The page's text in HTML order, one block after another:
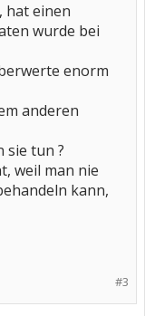
hat einen
wurde bei
enorm
anderen
sie tun ?
weil man nie
kann,
#3